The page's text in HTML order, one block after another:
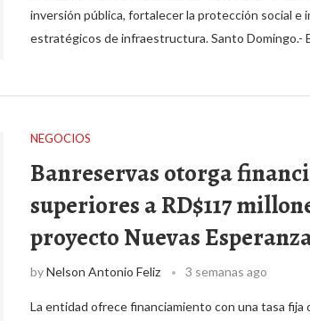
inversión pública, fortalecer la protección social e
estratégicos de infraestructura. Santo Domingo.-
NEGOCIOS
Banreservas otorga
superiores a RD$117
proyecto Nuevas
byNelson Antonio Feliz 3 semanas ago
La entidad ofrece financiamiento con una tasa fija